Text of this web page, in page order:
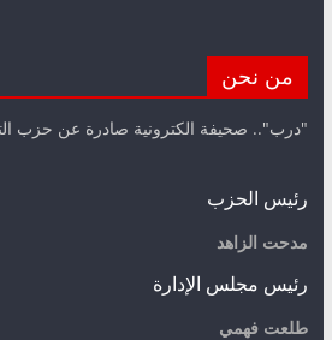
من نحن
"درب".. صحيفة الكترونية صادرة عن حزب
رئيس الحزب
مدحت الزاهد
رئيس مجلس الإدارة
طلعت فهمي